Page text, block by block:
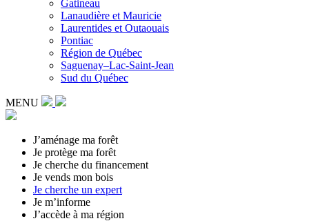
Gatineau
Lanaudière et Mauricie
Laurentides et Outaouais
Pontiac
Région de Québec
Saguenay–Lac-Saint-Jean
Sud du Québec
MENU
J’aménage ma forêt
Je protège ma forêt
Je cherche du financement
Je vends mon bois
Je cherche un expert
Je m’informe
J’accède à ma région